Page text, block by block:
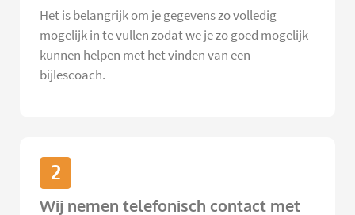
Het is belangrijk om je gegevens zo volledig
mogelijk in te vullen zodat we je zo goed mogelijk
kunnen helpen met het vinden van een
bijlescoach.
2
Wij nemen telefonisch contact met